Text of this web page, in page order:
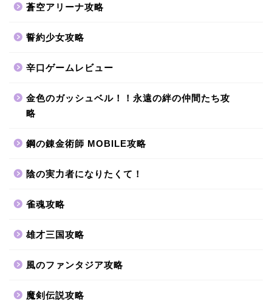
蒼空アリーナ攻略
誓約少女攻略
辛口ゲームレビュー
金色のガッシュベル！！永遠の絆の仲間たち攻
略
鋼の錬金術師 MOBILE攻略
陰の実力者になりたくて！
雀魂攻略
雄才三国攻略
風のファンタジア攻略
魔剣伝説攻略